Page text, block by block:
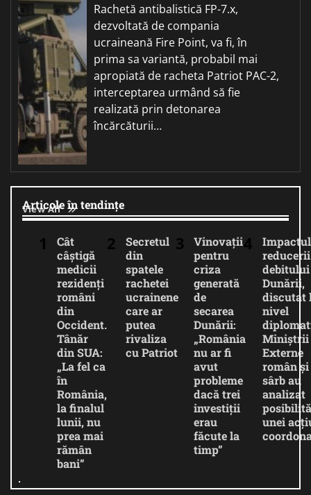
Rachetă antibalistică FP-7.x,
dezvoltată de compania
ucraineană Fire Point, va fi, în
prima sa variantă, probabil mai
apropiată de racheta Patriot PAC-2,
interceptarea urmând să fie
realizată prin detonarea
încărcăturii…
Articole în tendințe
View All
Cât
câștigă
medicii
rezidenți
români
din
Occident.
Tânăr
din SUA:
„La fel ca
în
România,
la finalul
lunii, nu
prea mai
rămân
bani”
Secretul
din
spatele
rachetei
ucrainene
care ar
putea
rivaliza
cu Patriot
Vinovații
pentru
criza
generată
de
secarea
Dunării:
„România
nu ar fi
avut
probleme
dacă trei
investiții
erau
făcute la
timp”
Impactul
reducerii
debitului
Dunării,
discutat
nivel
Miniștrii
Externe
român și
sârb au
analizat
unei